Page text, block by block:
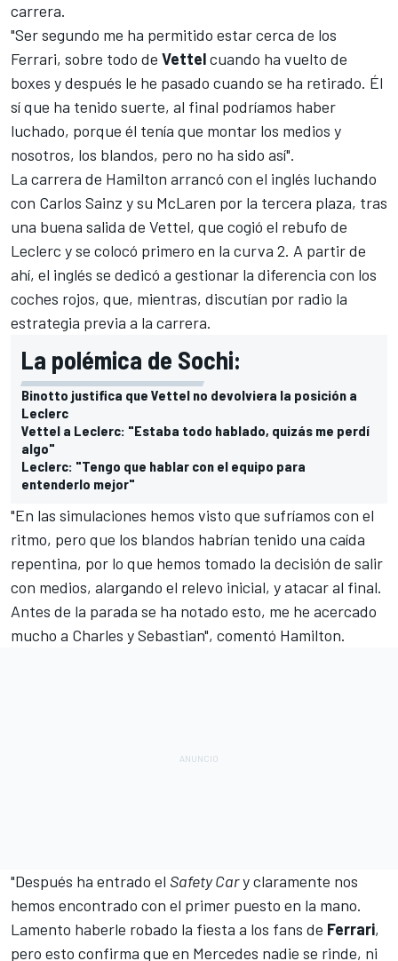
carrera.
"Ser segundo me ha permitido estar cerca de los
Ferrari, sobre todo de Vettelcuando ha vuelto de
boxes y después le he pasado cuando se ha retirado. Él
sí que ha tenido suerte, al final podríamos haber
luchado, porque él tenía que montar los medios y
nosotros, los blandos, pero no ha sido así".
La carrera de Hamilton arrancó con el inglés luchando
con Carlos Sainz y su McLaren por la tercera plaza, tras
una buena salida de Vettel, que cogió el rebufo de
Leclerc y se colocó primero en la curva 2. A partir de
ahí, el inglés se dedicó a gestionar la diferencia con los
coches rojos, que, mientras, discutían por radio la
estrategia previa a la carrera.
La polémica de Sochi:
Binotto justifica que Vettel no devolviera la posición a
Leclerc
Vettel a Leclerc: "Estaba todo hablado, quizás me perdí
algo"
Leclerc: "Tengo que hablar con el equipo para
entenderlo mejor"
"En las simulaciones hemos visto que sufríamos con el
ritmo, pero que los blandos habrían tenido una caída
repentina, por lo que hemos tomado la decisión de salir
con medios, alargando el relevo inicial, y atacar al final.
Antes de la parada se ha notado esto, me he acercado
mucho a Charles y Sebastian", comentó Hamilton.
"Después ha entrado el Safety Cary claramente nos
hemos encontrado con el primer puesto en la mano.
Lamento haberle robado la fiesta a los fans de Ferrari,
pero esto confirma que en Mercedes nadie se rinde, ni